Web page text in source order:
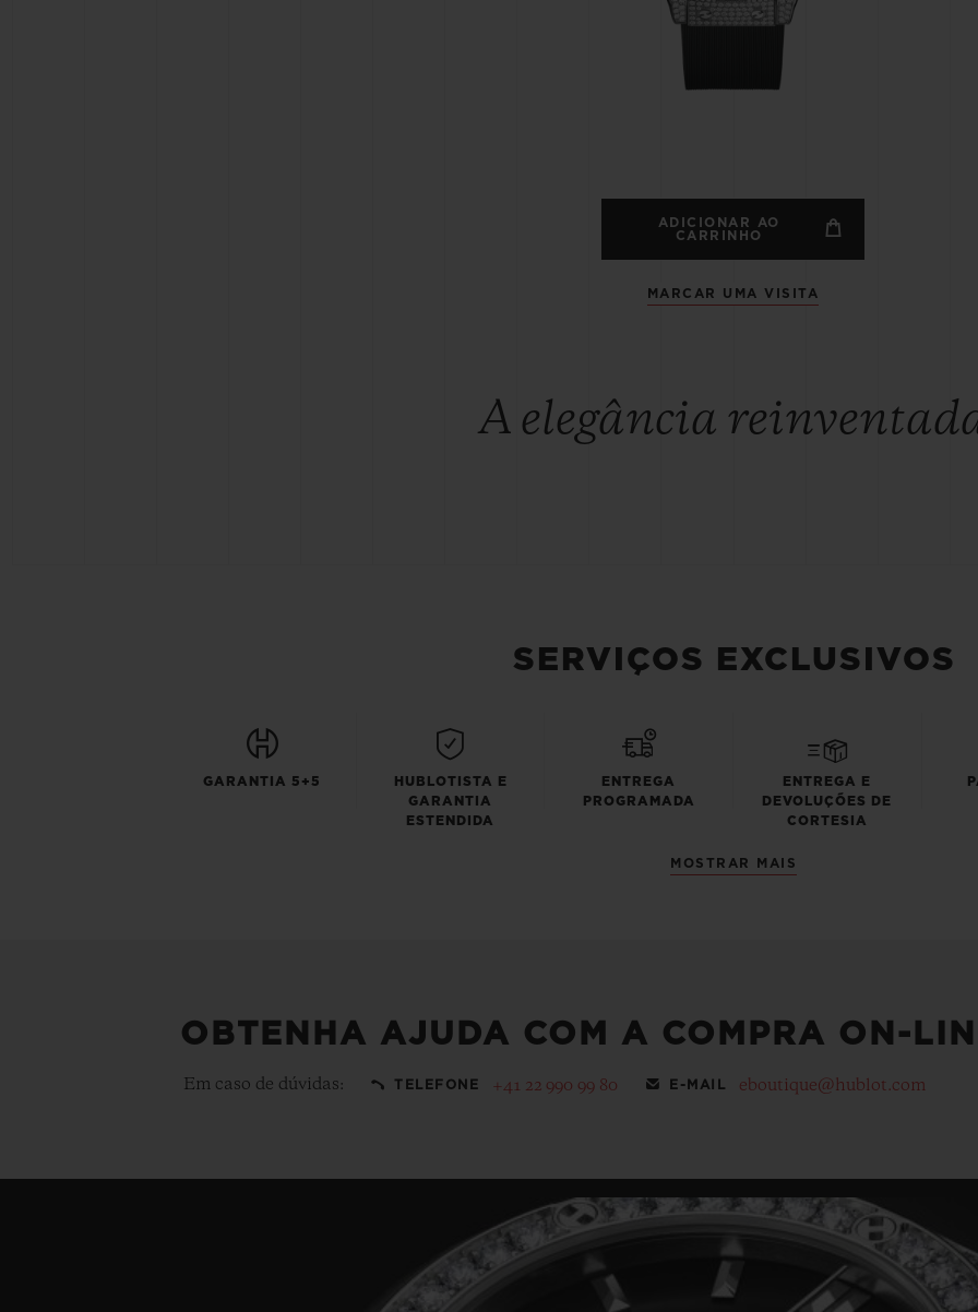
ADICIONAR AO
CARRINHO
MARCAR UMA VISITA
A elegância
SERVIÇOS EXCLUSIVOS
GARANTIA 5+5
HUBLOTISTA E
GARANTIA
ESTENDIDA
ENTREGA
PROGRAMADA
ENTREGA E
DEVOLUÇÕES DE
CORTESIA
MOSTRAR MAIS
OBTENHA AJUDA COM A COMPRA ON-
Em caso de dúvidas: TELEFONE +41 22 990 99 80 E-MAIL eboutique@hublot.com
BIG BANG
ENTREGA PROGRAMADA ENTREGA E